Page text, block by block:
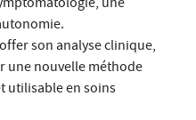
une
son analyse clinique,
une nouvelle méthode
utilisable en soins